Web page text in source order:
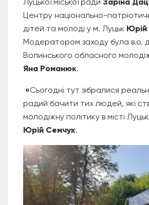
Центру національно-
дітей та молоді у м. Луцьк Юрій
Модератором заходу була в.о.
Волинського обласного
Яна Романюк.
«Сьогодні тут зібралися
радий бачити тих людей, які
молодіжну політику в місті
Юрій Семчук.